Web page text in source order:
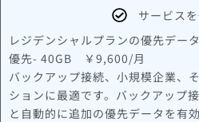
サービス
レジデンシャルプランの優先デー
優先- 40GB ￥9,600/月
バックアップ接続、小規模企業、
ションに最適です。バックアップ
と自動的に追加の優先データを有